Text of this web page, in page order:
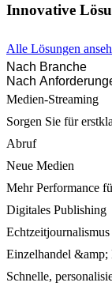
Innovative
Alle Lösungen
Nach Branche
Nach
Medien-Streaming
Sorgen Sie für
Abruf
Neue Medien
Mehr Performance
Digitales Publishing
Echtzeitjournalismus
Einzelhandel &amp;
Schnelle,